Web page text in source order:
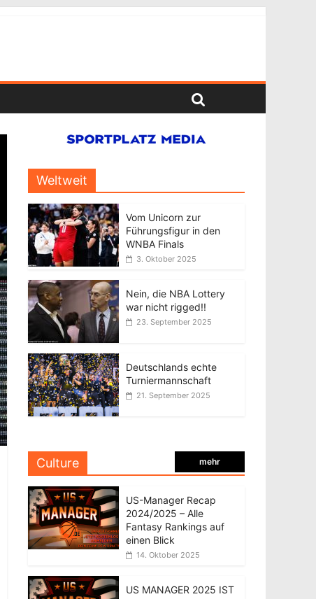
Weltweit
Vom Unicorn zur
Führungsfigur in den
WNBA Finals
3. Oktober 2025
Nein, die NBA Lottery
war nicht rigged!!
23. September 2025
Deutschlands echte
Turniermannschaft
21. September 2025
Culture mehr
US-Manager Recap
2024/2025 – Alle
Fantasy Rankings auf
einen Blick
14. Oktober 2025
US MANAGER 2025 IST